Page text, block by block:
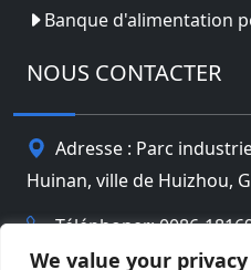
We value your privacy
Banque d'alimentation
NOUS CONTACTER
Adresse : Parc
Huinan, ville de Huizhou,
Téléphoner: 0086-